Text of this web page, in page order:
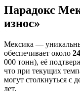
Парадокс
износ»
Мексика —
обеспечивает около
000 тонн), её
что при текущих
могут столкнуться с
лет.